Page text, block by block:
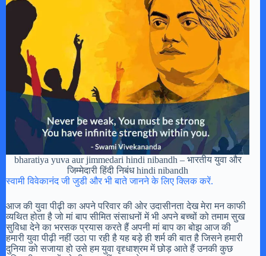
bharatiya yuva aur jimmedari hindi nibandh – भारतीय युवा और
जिम्मेदारी हिंदी निबंध hindi nibandh
स्वामी विवेकानंद जी जुडी और भी बाते जानने के लिए क्लिक करें.
आज की युवा पीढ़ी का अपने परिवार की ओर उदासीनता देख मेरा मन काफी
व्यथित होता है जो मां बाप सीमित संसाधनों में भी अपने बच्चों को तमाम सुख
सुविधा देने का भरसक प्रयास करते हैं अपनी मां बाप का बोझ आज की
हमारी युवा पीढ़ी नहीं उठा पा रही है यह बड़े ही शर्म की बात है जिसने हमारी
दुनिया को सजाया हो उसे हम युवा वृद्द्धाश्रम में छोड़ आते हैं उनकी कुछ